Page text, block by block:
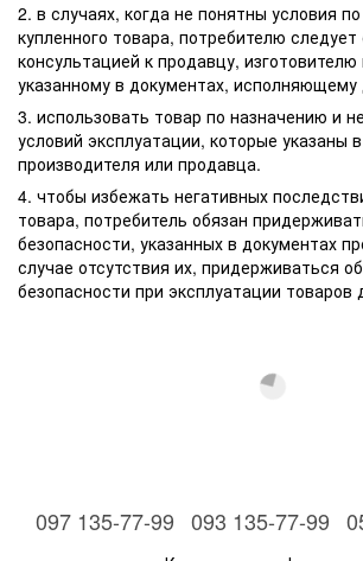
2. в случаях, когда не понятны условия
купленного товара, потребителю
консультацией к продавцу,
указанному в документах,
3. использовать товар по назначению и
условий эксплуатации, которые указаны
производителя или продавца.
4. чтобы избежать негативных
товара, потребитель обязан
безопасности, указанных в документах
случае отсутствия их, придерживаться
безопасности при эксплуатации товаров
097 135-77-99 093 135-77-99